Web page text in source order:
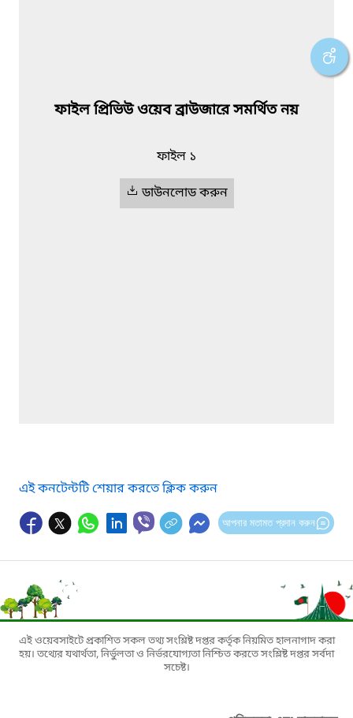
ফাইল প্রিভিউ ওয়েব ব্রাউজারে সমর্থিত নয়
ফাইল ১
ডাউনলোড করুন
এই কনটেন্টটি শেয়ার করতে ক্লিক করুন
আপনার মতামত প্রদান করুন
এই ওয়েবসাইটে প্রকাশিত সকল তথ্য সংশ্লিষ্ট দপ্তর কর্তৃক নিয়মিত হালনাগাদ করা
হয়। তথ্যের যথার্থতা, নির্ভুলতা ও নির্ভরযোগ্যতা নিশ্চিত করতে সংশ্লিষ্ট দপ্তর সর্বদা
সচেষ্ট।